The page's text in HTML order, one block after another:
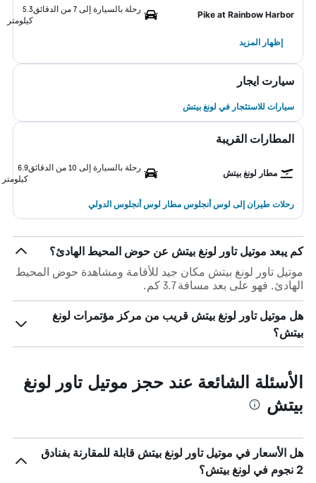
Pike at Rainbow Harbor
رحلة بالسيارة إلى 7 من الدقائق
5.3
كيلومتر
إظهار المزيد
سيارت ايجار
سيارات للاستئجار في لونغ بيتش
المطارات القريبة
مطار لونغ بيتش
رحلة بالسيارة إلى 10 من الدقائق
6.9
كيلومتر
رحلات طيران إلى لوس أنجلوس مطار لوس أنجلوس الدولي
كم يبعد موتيل تاور لونغ بيتش عن حوض المحيط الهادئ؟
موتيل تاور لونغ بيتش مكان جيد للأقامة ومشاهدة حوض المحيط
الهادئ. فهو على بعد مسافة 3.7 كم.
هل موتيل تاور لونغ بيتش قريب من مركز مؤتمرات لونغ
بيتش؟
الأسئلة الشائعة عند حجز موتيل تاور لونغ
بيتش
هل الأسعار في موتيل تاور لونغ بيتش قابلة للمقارنة بفنادق
2 نجوم في لونغ بيتش؟